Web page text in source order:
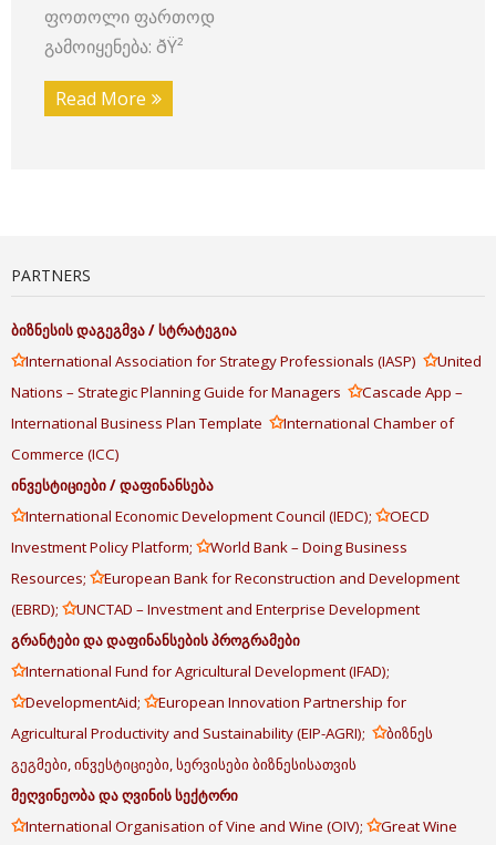
ფოთოლი ფართოდ
გამოიყენება: ðŸ²
Read More
PARTNERS
ბიზნესისდაგეგმვა/სტრატეგია
✩International Association for Strategy Professionals (IASP) ✩United
Nations – Strategic Planning Guide for Managers ✩Cascade App –
International Business Plan Template ✩International Chamber of
Commerce (ICC)
ინვესტიციები/დაფინანსება
✩International Economic Development Council (IEDC); ✩OECD
Investment Policy Platform; ✩World Bank – Doing Business
Resources; ✩European Bank for Reconstruction and Development
(EBRD); ✩UNCTAD – Investment and Enterprise Development
გრანტებიდადაფინანსებისპროგრამები
✩International Fund for Agricultural Development (IFAD);
✩DevelopmentAid; ✩European Innovation Partnership for
Agricultural Productivity and Sustainability (EIP-AGRI); ✩ბიზნეს
გეგმები, ინვესტიციები, სერვისები ბიზნესისათვის
მეღვინეობადაღვინისსექტორი
✩International Organisation of Vine and Wine (OIV); ✩Great Wine